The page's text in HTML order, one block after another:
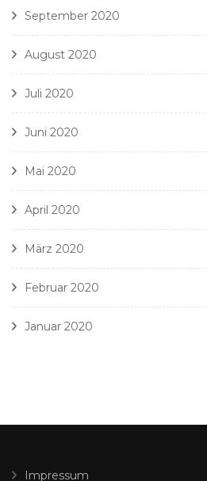
September 2020
August 2020
Juli 2020
Juni 2020
Mai 2020
April 2020
März 2020
Februar 2020
Januar 2020
Impressum